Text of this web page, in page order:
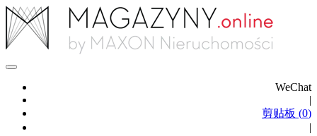
WeChat
|
剪贴板 (0)
|